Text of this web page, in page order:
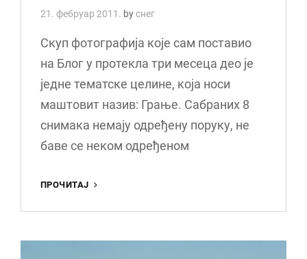
21. фебруар 2011. byснег
Скуп фотографија које сам поставио
на Блог у протекла три месеца део је
једне тематске целине, која носи
маштовит назив: Грање. Сабраних 8
снимака немају одређену поруку, не
баве се неком одређеном
ПРОЧИТАЈ